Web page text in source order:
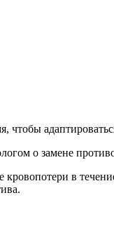
чтобы
о замене
в